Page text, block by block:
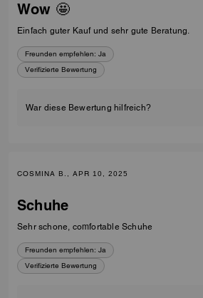
Wow 🤩
Einfach guter Kauf und sehr gute Beratung.
Freunden empfehlen: Ja
Verifizierte Bewertung
War diese Bewertung hilfreich?
COSMINA B., APR 10, 2025
Schuhe
Sehr schone, comfortable Schuhe
Freunden empfehlen: Ja
Verifizierte Bewertung